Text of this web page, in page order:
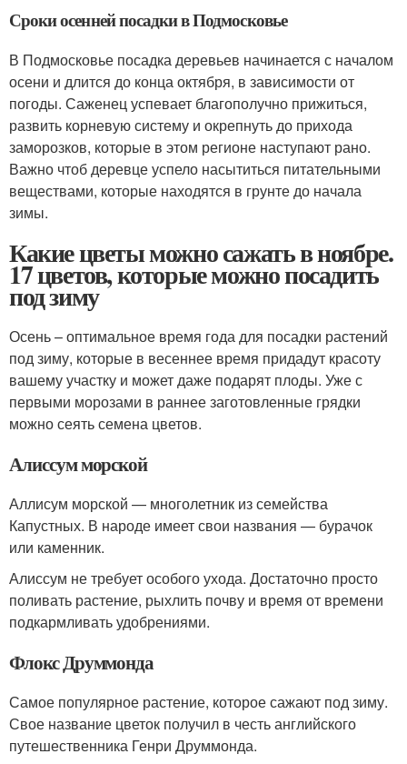
Сроки осенней посадки в Подмосковье
В Подмосковье посадка деревьев начинается с началом
осени и длится до конца октября, в зависимости от
погоды. Саженец успевает благополучно прижиться,
развить корневую систему и окрепнуть до прихода
заморозков, которые в этом регионе наступают рано.
Важно чтоб деревце успело насытиться питательными
веществами, которые находятся в грунте до начала
зимы.
Какие цветы можно сажать в ноябре.
17 цветов, которые можно посадить
под зиму
Осень – оптимальное время года для посадки растений
под зиму, которые в весеннее время придадут красоту
вашему участку и может даже подарят плоды. Уже с
первыми морозами в раннее заготовленные грядки
можно сеять семена цветов.
Алиссум морской
Аллисум морской — многолетник из семейства
Капустных. В народе имеет свои названия — бурачок
или каменник.
Алиссум не требует особого ухода. Достаточно просто
поливать растение, рыхлить почву и время от времени
подкармливать удобрениями.
Флокс Друммонда
Самое популярное растение, которое сажают под зиму.
Свое название цветок получил в честь английского
путешественника Генри Друммонда.